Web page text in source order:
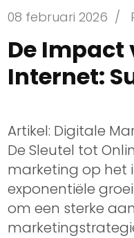
08 februari 2026 /
De
Internet:
Artikel: Digitale
De Sleutel tot
marketing op het
exponentiële
om een sterke